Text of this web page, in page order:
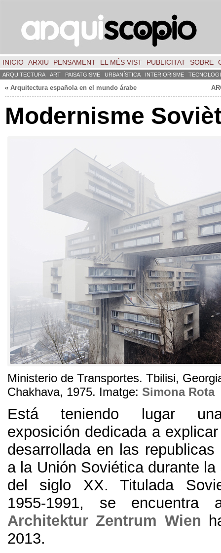
INICIO ARXIU PENSAMENT EL MÉS VIST PUBLICITAT SOBRE
ARQUITECTURA ART PAISATGISME URBANÍSTICA INTERIORISME
« Arquitectura española en el mundo árabe
Modernisme
Ministerio de Transportes. Tbilisi,
Chakhava, 1975. Imatge: Simona Rota
Está teniendo lugar
exposición dedicada a
desarrollada en las republicas
a la Unión Soviética durante
del siglo XX.Titulada
1955-1991, se encuentra
Architektur Zentrum Wien
2013.